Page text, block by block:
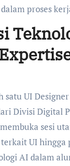
proses
satu UI
Divisi Digital
sesi
UI hingga
AI dalam